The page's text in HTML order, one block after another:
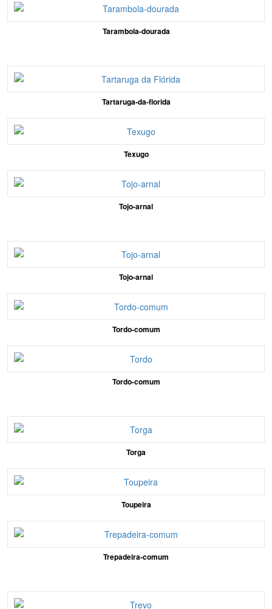
Tarambola-dourada
Tartaruga-da-florida
Texugo
Tojo-arnal
Tojo-arnal
Tordo-comum
Tordo-comum
Torga
Toupeira
Trepadeira-comum